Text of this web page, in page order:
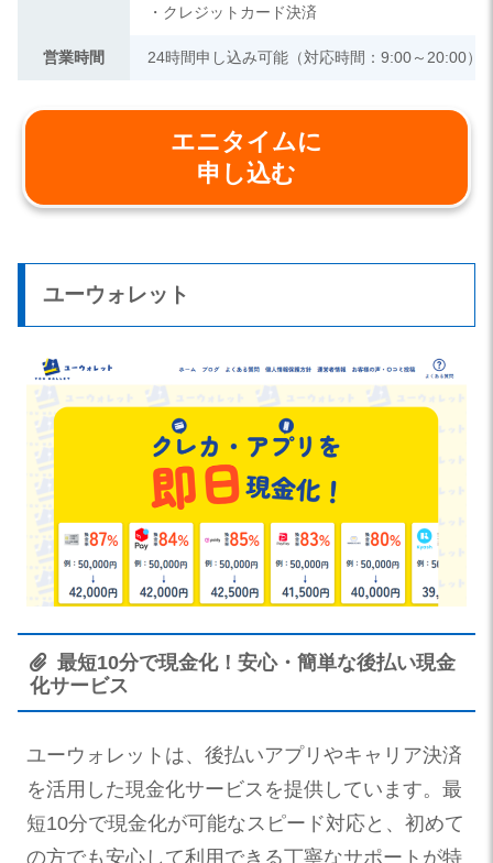
・クレジットカード決済
営業時間 24時間申し込み可能（対応時間：9:00～20:00）
エニタイムに
申し込む
ユーウォレット
最短10分で現金化！安心・簡単な後払い現金
化サービス
ユーウォレットは、後払いアプリやキャリア決済
を活用した現金化サービスを提供しています。最
短10分で現金化が可能なスピード対応と、初めて
の方でも安心して利用できる丁寧なサポートが特